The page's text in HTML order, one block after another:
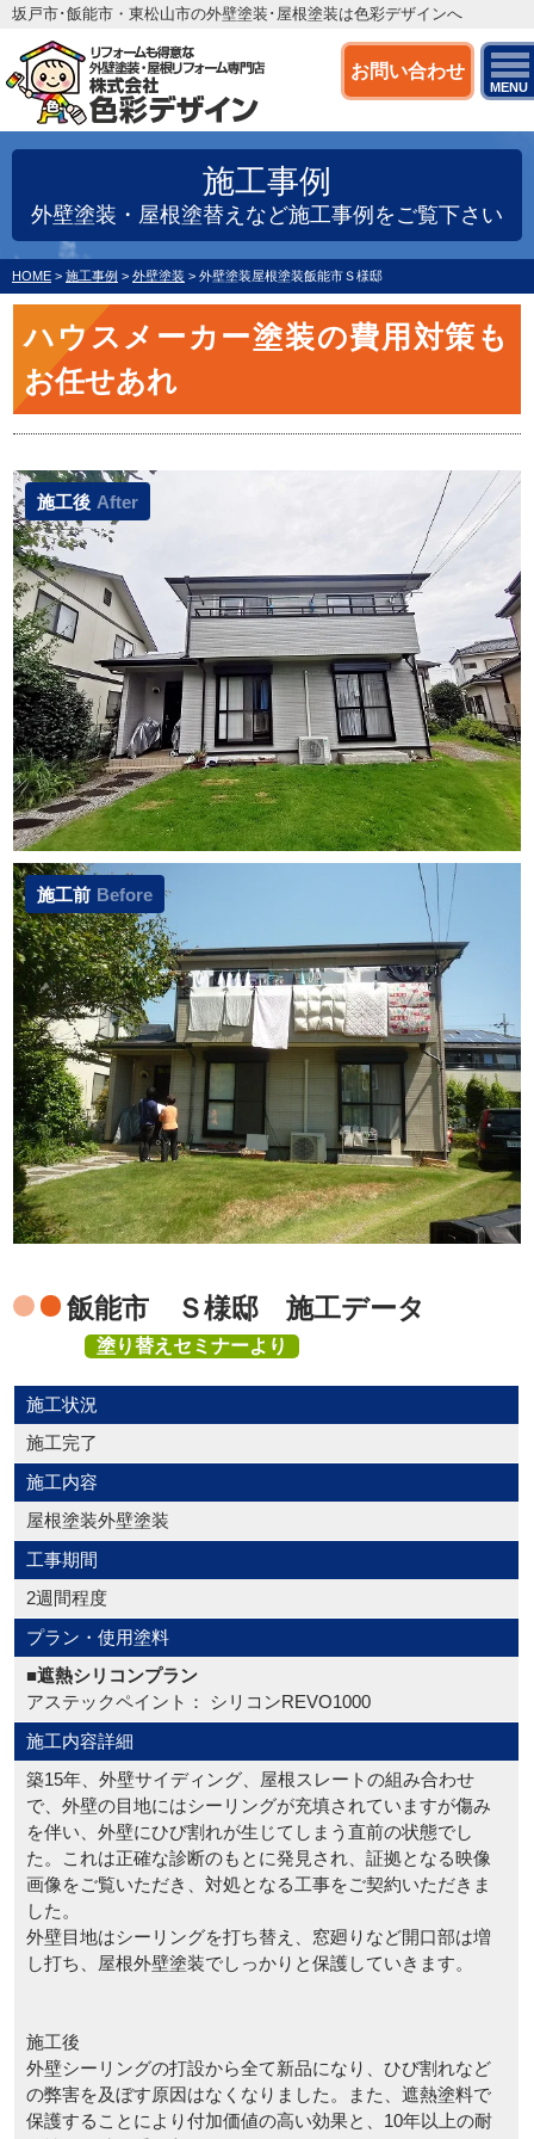
お問い合わせ
MENU
坂戸市･飯能市・東松山市の外壁塗装･屋根塗装は色彩デザインへ
施工事例
外壁塗装・屋根塗替えなど施工事例をご覧下さい
HOME > 施工事例 > 外壁塗装 > 外壁塗装屋根塗装飯能市Ｓ様邸
ハウスメーカー塗装の費用対策も
お任せあれ
施工後 After
施工前 Before
飯能市 Ｓ様邸 施工データ
塗り替えセミナーより
施工状況
施工完了
施工内容
屋根塗装外壁塗装
工事期間
2週間程度
プラン・使用塗料
■遮熱シリコンプラン
アステックペイント： シリコンREVO1000
施工内容詳細
築15年、外壁サイディング、屋根スレートの組み合わせ
で、外壁の目地にはシーリングが充填されていますが傷み
を伴い、外壁にひび割れが生じてしまう直前の状態でし
た。これは正確な診断のもとに発見され、証拠となる映像
画像をご覧いただき、対処となる工事をご契約いただきま
した。
外壁目地はシーリングを打ち替え、窓廻りなど開口部は増
し打ち、屋根外壁塗装でしっかりと保護していきます。
施工後
外壁シーリングの打設から全て新品になり、ひび割れなど
の弊害を及ぼす原因はなくなりました。また、遮熱塗料で
保護することにより付加価値の高い効果と、10年以上の耐